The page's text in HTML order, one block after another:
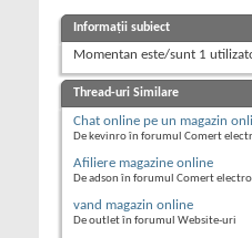
Informații subiect
Momentan este/sunt 1
Thread-uri Similare
Chat online pe un magazin
De kevinro în forumul Comert
Afiliere magazine online
De adson în forumul Comert
vand magazin online
De outlet în forumul Website-uri